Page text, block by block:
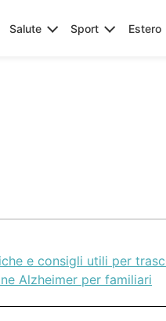
Salute Sport Estero
e consigli utili per
Alzheimer per familiari